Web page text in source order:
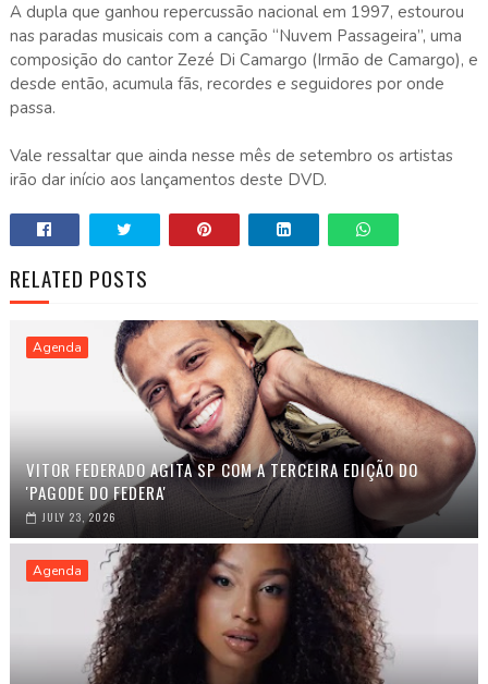
A dupla que ganhou repercussão nacional em 1997, estourou
nas paradas musicais com a canção “Nuvem Passageira”, uma
composição do cantor Zezé Di Camargo (Irmão de Camargo), e
desde então, acumula fãs, recordes e seguidores por onde
passa.
Vale ressaltar que ainda nesse mês de setembro os artistas
irão dar início aos lançamentos deste DVD.
RELATED POSTS
Agenda
VITOR FEDERADO AGITA SP COM A TERCEIRA EDIÇÃO DO
'PAGODE DO FEDERA'
JULY 23, 2026
Agenda